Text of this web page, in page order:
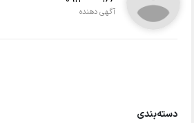
آگهی دهنده
دسته‌بندی